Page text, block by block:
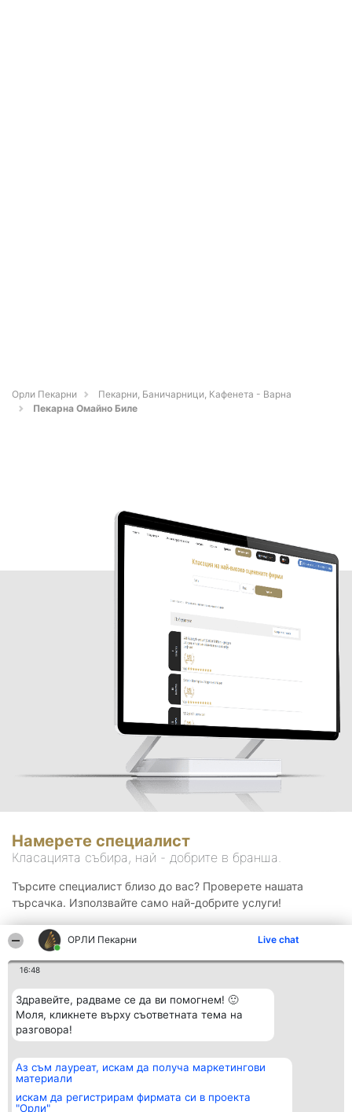
ОРЛИ Пекарни Live chat
16:48
Здравейте, радваме се да ви помогнем! 🙂
Моля, кликнете върху съответната тема на
разговора!
Аз съм лауреат, искам да получа маркетингови
материали
искам да регистрирам фирмата си в проекта
"Орли"
Орли Пекарни
Пекарни, Баничарници, Кафенета - Варна
Пекарна Омайно Биле
Намерете специалист
Класацията събира, най - добрите в бранша.
Търсите специалист близо до вас? Проверете нашата
търсачка. Използвайте само най-добрите услуги!
Организатор на
класиране
BulevardulAleea Timișul De
Класация
всички
Контакти